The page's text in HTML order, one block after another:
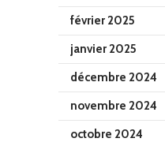
février 2025
janvier 2025
décembre 2024
novembre 2024
octobre 2024